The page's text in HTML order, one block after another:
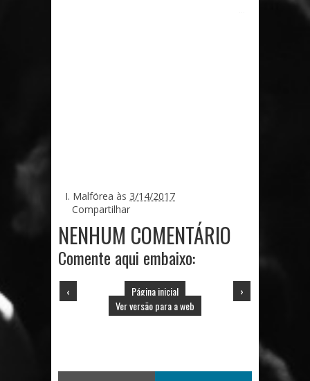
I. Malförea às 3/14/2017
Compartilhar
NENHUM COMENTÁRIO
Comente aqui embaixo:
‹ ›
Página inicial
Ver versão para a web